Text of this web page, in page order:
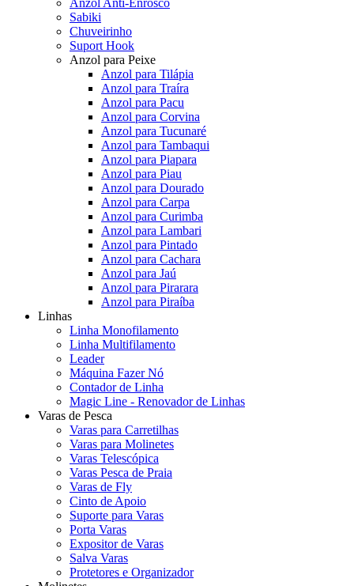
Anzol Anti-Enrosco
Sabiki
Chuveirinho
Suport Hook
Anzol para Peixe
Anzol para Tilápia
Anzol para Traíra
Anzol para Pacu
Anzol para Corvina
Anzol para Tucunaré
Anzol para Tambaqui
Anzol para Piapara
Anzol para Piau
Anzol para Dourado
Anzol para Carpa
Anzol para Curimba
Anzol para Lambari
Anzol para Pintado
Anzol para Cachara
Anzol para Jaú
Anzol para Pirarara
Anzol para Piraíba
Linhas
Linha Monofilamento
Linha Multifilamento
Leader
Máquina Fazer Nó
Contador de Linha
Magic Line - Renovador de Linhas
Varas de Pesca
Varas para Carretilhas
Varas para Molinetes
Varas Telescópica
Varas Pesca de Praia
Varas de Fly
Cinto de Apoio
Suporte para Varas
Porta Varas
Expositor de Varas
Salva Varas
Protetores e Organizador